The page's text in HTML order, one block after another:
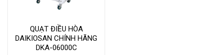
QUẠT ĐIỀU HÒA
DAIKIOSAN CHÍNH HÃNG
DKA-06000C